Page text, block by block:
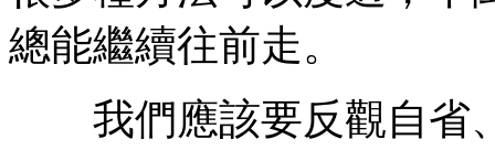
總能繼續往前走。
我們應該要反觀自省